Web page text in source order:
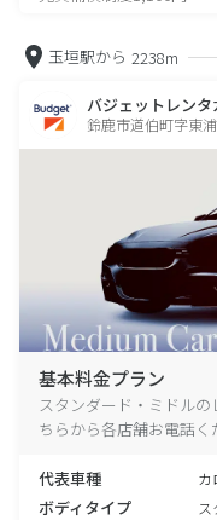
玉垣駅から 2238m
バジェットレン
鈴鹿市道伯町字東浦
基本料金プラン
スタンダード・ミドル
ちらから各店舗お電話く
代表車種
ボディタイプ